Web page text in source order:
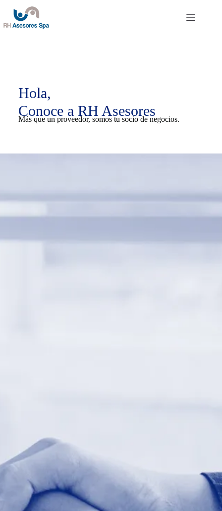
Hola,
Conoce a RH Asesores
Más que un proveedor, somos tu socio de negocios.